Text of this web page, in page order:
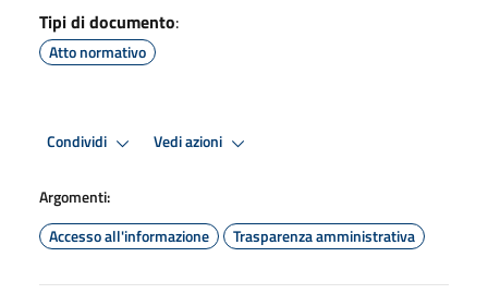
Tipi di documento:
Atto normativo
Condividi Vedi azioni
Argomenti:
Accesso all'informazione
Trasparenza amministrativa